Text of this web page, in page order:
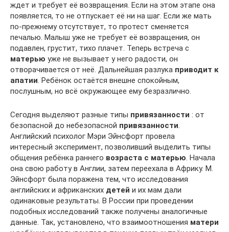
ждет и требует её возвращения. Если на этом этапе она
появляется, то не отпускает её ни на шаг. Если же мать
по-прежнему отсутствует, то протест сменяется
печалью. Малыш уже не требует её возвращения, он
подавлен, грустит, тихо плачет. Теперь встреча с
матерью уже не вызывает у него радости, он
отворачивается от неё. Дальнейшая разлука приводит к
апатии. Ребёнок остаётся внешне спокойным,
послушным, но всё окружающее ему безразлично.
Сегодня выделяют разные типы привязанности : от
безопасной до небезопасной привязанности.
Английский психолог Мэри Эйнсфорт провела
интересный эксперимент, позволивший выделить типы
общения ребёнка раннего возраста с матерью. Начала
она свою работу в Англии, затем переехала в Африку. М.
Эйнсфорт была поражена тем, что исследования
английских и африканских детей и их мам дали
одинаковые результаты. В России при проведении
подобных исследований также получены аналогичные
данные. Так, установлено, что взаимоотношения матери